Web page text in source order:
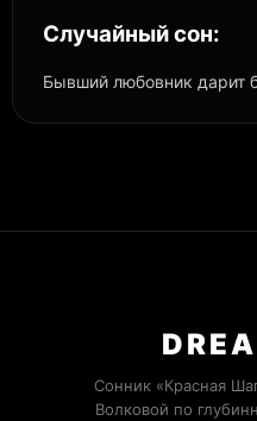
Случайный сон:
Бывший любовник дарит
Сонник «Красная
Волковой по